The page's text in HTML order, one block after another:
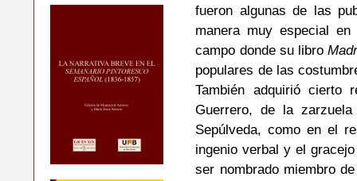
fueron algunas de las
manera muy especial
campo donde su libro
populares de las
También adquirió cierto
Guerrero, de la
Sepúlveda, como en el
ingenio verbal y el
ser nombrado miembro